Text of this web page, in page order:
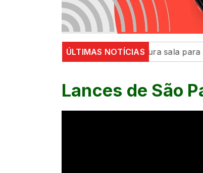
ÚLTIMAS NOTÍCIAS
de Maringá inaugura sala para
Lances de São